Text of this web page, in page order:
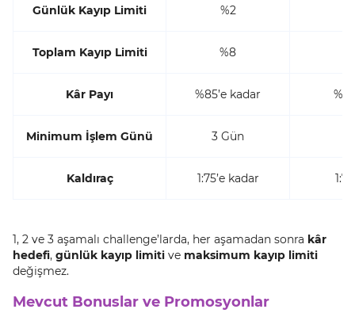
Günlük Kayıp Limiti %2
Toplam Kayıp Limiti %8
Kâr Payı %85’e kadar
Minimum İşlem Günü 3 Gün
Kaldıraç 1:75’e kadar
1, 2 ve 3 aşamalı challenge’larda, her aşamadan sonra kâr
hedefi, günlük kayıp limiti ve maksimum kayıp limiti
değişmez.
Mevcut Bonuslar ve Promosyonlar